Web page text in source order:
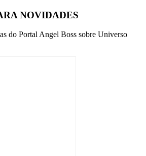
NOVIDADES
do Portal Angel Boss sobre Universo